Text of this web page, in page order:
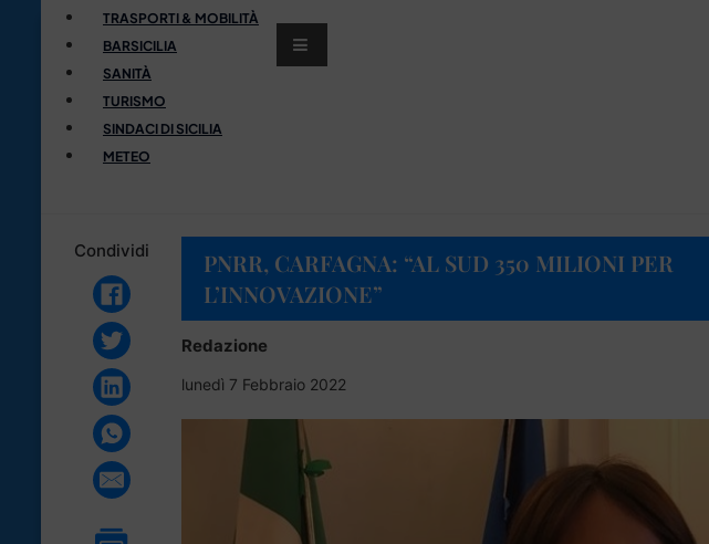
TRASPORTI & MOBILITÀ
BARSICILIA
SANITÀ
TURISMO
SINDACI DI SICILIA
METEO
Condividi
PNRR, CARFAGNA: “AL SUD 350 MILIONI PER
L’INNOVAZIONE”
Redazione
lunedì 7 Febbraio 2022